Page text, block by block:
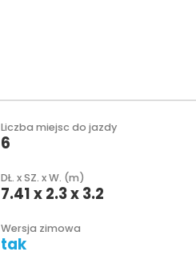
Liczba miejsc do jazdy
6
DŁ. x SZ. x W. (m)
7.41 x 2.3 x 3.2
Wersja zimowa
tak